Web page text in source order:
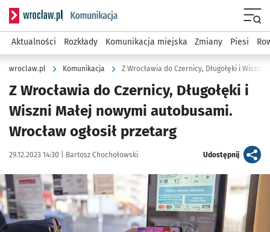
Serwis informacyjny wroclaw.pl podserwis: Komunikacja
Aktualności Rozkłady Komunikacja miejska Zmiany Piesi
wroclaw.pl Komunikacja
Z Wrocławia do Czernicy, Długołęki i
Wiszni Małej nowymi autobusami.
Wrocław ogłosił przetarg
Data publikacji:
29.12.2023 14:30 | Autor:
Bartosz Chochołowski Udostępnijartykuł
Kliknij, aby powiększyć